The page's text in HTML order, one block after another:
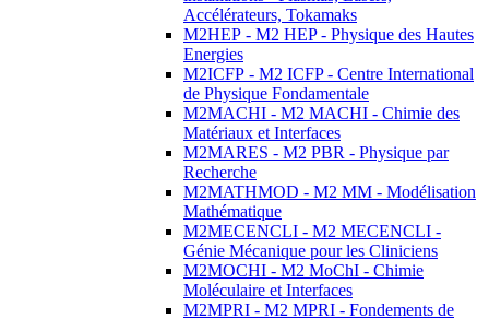
Accélérateurs, Tokamaks
M2HEP - M2 HEP - Physique des Hautes
Energies
M2ICFP - M2 ICFP - Centre International
de Physique Fondamentale
M2MACHI - M2 MACHI - Chimie des
Matériaux et Interfaces
M2MARES - M2 PBR - Physique par
Recherche
M2MATHMOD - M2 MM - Modélisation
Mathématique
M2MECENCLI - M2 MECENCLI -
Génie Mécanique pour les Cliniciens
M2MOCHI - M2 MoChI - Chimie
Moléculaire et Interfaces
M2MPRI - M2 MPRI - Fondements de